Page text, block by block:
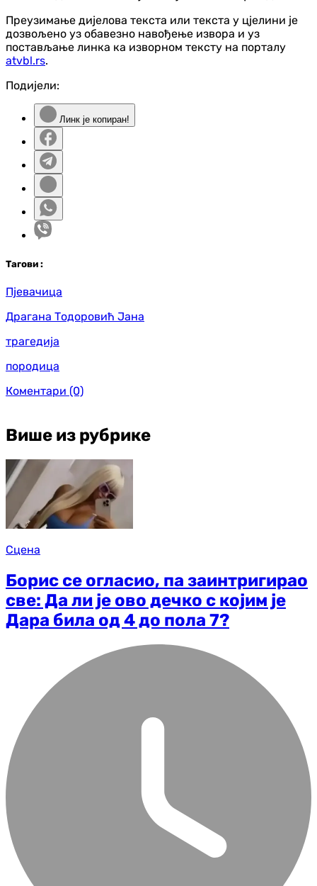
Преузимање дијелова текста или текста у цјелини је
дозвољено уз обавезно навођење извора и уз
постављање линка ка изворном тексту на порталу
atvbl.rs.
Подијели:
Линк је копиран!
Тагови :
Пјевачица
Драгана Тодоровић Јана
трагедија
породица
Коментари (0)
Више из рубрике
Сцена
Борис се огласио, па заинтригирао
све: Да ли је ово дечко с којим је
Дара била од 4 до пола 7?